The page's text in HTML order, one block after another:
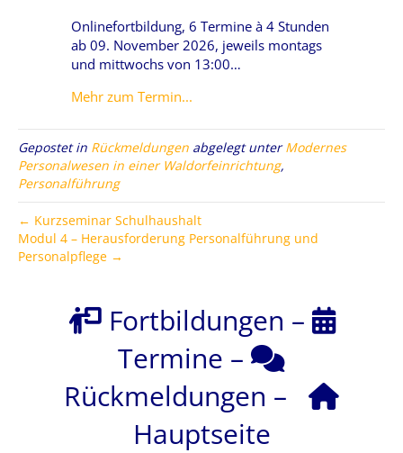
Onlinefortbildung, 6 Termine à 4 Stunden
ab 09. November 2026, jeweils montags
und mittwochs von 13:00…
Mehr zum Termin...
Gepostet in Rückmeldungen abgelegt unterModernes
Personalwesen in einer Waldorfeinrichtung,
Personalführung
← Kurzseminar Schulhaushalt
Modul 4 – Herausforderung Personalführung und
Personalpflege →
Fortbildungen –
Termine –
Rückmeldungen –
Hauptseite